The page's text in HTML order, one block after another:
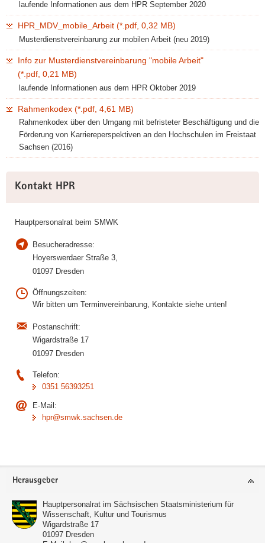
laufende Informationen aus dem HPR September 2020
HPR_MDV_mobile_Arbeit (*.pdf, 0,32 MB)
Musterdienstvereinbarung zur mobilen Arbeit (neu 2019)
Info zur Musterdienstvereinbarung "mobile Arbeit"
(*.pdf, 0,21 MB)
laufende Informationen aus dem HPR Oktober 2019
Rahmenkodex (*.pdf, 4,61 MB)
Rahmenkodex über den Umgang mit befristeter Beschäftigung und die
Förderung von Karriereperspektiven an den Hochschulen im Freistaat
Sachsen (2016)
Information
Kontakt HPR
Hauptpersonalrat beim SMWK
Besucheradresse:
Hoyerswerdaer Straße 3,
01097 Dresden
Öffnungszeiten:
Wir bitten um Terminvereinbarung, Kontakte siehe unten!
Postanschrift:
Wigardstraße 17
01097 Dresden
Telefon:
0351 56393251
E-Mail:
hpr@smwk.sachsen.de
Footer-
Herausgeber
Hauptpersonalrat im Sächsischen Staatsministerium für
Wissenschaft, Kultur und Tourismus
Wigardstraße 17
01097 Dresden